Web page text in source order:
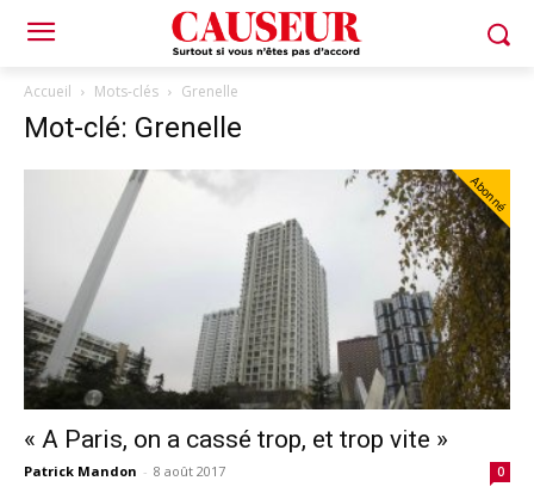
Accueil Mots-clés Grenelle
Mot-clé: Grenelle
Abonné
« A Paris, on a cassé trop, et trop vite »
Patrick Mandon - 8 août 2017 0